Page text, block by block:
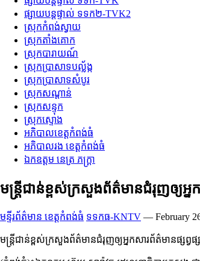
ផ្សាយបន្តផ្ទាល់ ទទក២-TVK2
ស្រុកកំពង់ស្វាយ
ស្រុកតាំងគោក
ស្រុកបារាយណ៍
ស្រុកប្រាសាទបល្ល័ង្ក
ស្រុកប្រាសាទសំបូរ
ស្រុកសណ្តាន់
ស្រុកសន្ទុក
ស្រុកស្ទោង
អភិបាលខេត្តកំពង់ធំ
អភិបាលរង ខេត្តកំពង់ធំ
ឯកឧត្តម នេត្រ ភក្ត្រា
មន្ត្រីជាន់ខ្ពស់ក្រសួងព័ត៌មានជំរុញឲ្យ
មន្ទីរព័ត៌មាន ខេត្តកំពង់ធំ ទទកធ-KNTV — February
មន្ត្រីជាន់ខ្ពស់ក្រសួងព័ត៌មានជំរុញឲ្យអ្នកសារព័ត៌មានផ្ស